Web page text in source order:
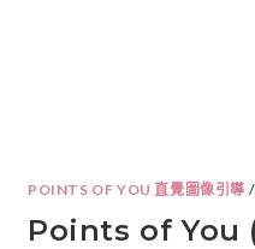
POINTS OF YOU 直覺圖像引導 /
Points of You